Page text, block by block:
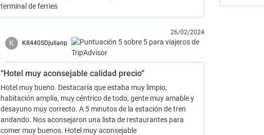
terminal de ferries
K K8440SDjulianp
26/02/2024
“Hotel muy aconsejable calidad precio”
Hotel muy bueno. Destacaría que estaba muy limpio,
habitación amplia, muy céntrico de todo, gente muy amable y
desayuno muy correcto. A 5 minutos de la estación de tren
andando. Nos aconsejaron una lista de restaurantes para
comer muy buenos. Hotel muy aconsejable